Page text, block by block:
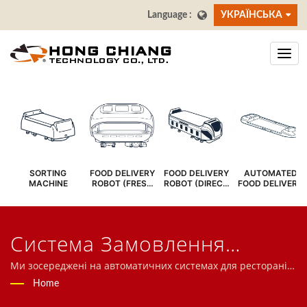
УКРАЇНСЬКА
SORTING
MACHINE
FOOD DELIVERY
ROBOT (FRESH
FOOD DELIVERY
ROBOT (DIRECT
AUTOMATED
FOOD DELIVERY
Система Замовлення
ПланшетівШукали |
Ми зосереджені на автоматичних системах для ресторанів,
включаючи роботи для доставки їжі, систему швидкісного
Home